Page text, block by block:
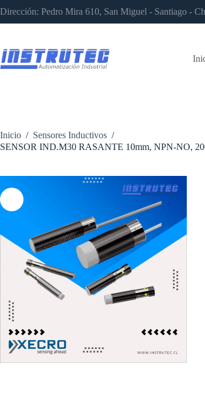
al
contenido
Dirección: Pedro Mira 610, San Miguel - Santiago -
Inicio / Sensores Inductivos /
SENSOR IND.M30 RASANTE 10mm, NPN-NO,